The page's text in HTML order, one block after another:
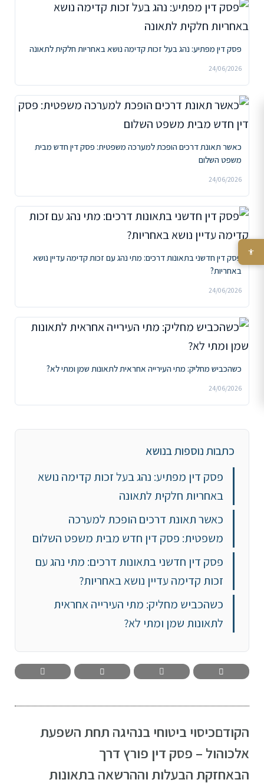
פסק דין מפתיע: נהג בעל זכות קדימה נושא באחריות חלקית לתאונה
24/06/2026
כאשר תאונת דרכים הופכת למערכה משפטית: פסק דין חדש מבית
משפט השלום
24/06/2026
פסק דין חדשני בתאונות דרכים: מתי נהג עם זכות קדימה עדיין נושא
באחריות?
24/06/2026
כשהכביש מחליק: מתי העירייה אחראית לתאונות שמן ומתי לא?
24/06/2026
כתבות נוספות בנושא
פסק דין מפתיע: נהג בעל זכות קדימה נושא
באחריות חלקית לתאונה
כאשר תאונת דרכים הופכת למערכה
משפטית: פסק דין חדש מבית משפט השלום
פסק דין חדשני בתאונות דרכים: מתי נהג עם
זכות קדימה עדיין נושא באחריות?
כשהכביש מחליק: מתי העירייה אחראית
לתאונות שמן ומתי לא?
הקודםכיסוי ביטוחי בנהיגה תחת השפעת
אלכוהול – פסק דין פורץ דרך
הבאחזקת הבעלות וההרשאה בתאונות